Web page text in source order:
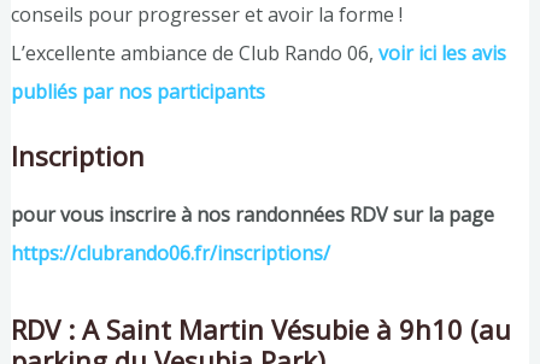
conseils pour progresser et avoir la forme !
L’excellente ambiance de Club Rando 06, voir ici les avis
publiés par nos participants
Inscription
pour vous inscrire à nos randonnées RDV sur la page
https://clubrando06.fr/inscriptions/
RDV : A Saint Martin Vésubie à 9h10 (au